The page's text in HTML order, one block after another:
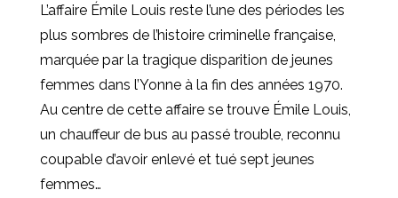
L’affaire Émile Louis reste l’une des périodes les
plus sombres de l’histoire criminelle française,
marquée par la tragique disparition de jeunes
femmes dans l’Yonne à la fin des années 1970.
Au centre de cette affaire se trouve Émile Louis,
un chauffeur de bus au passé trouble, reconnu
coupable d’avoir enlevé et tué sept jeunes
femmes…